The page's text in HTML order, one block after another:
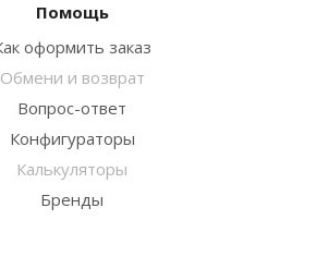
Помощь
оформить заказ
Обмени и возврат
Вопрос-ответ
Конфигураторы
Калькуляторы
Бренды